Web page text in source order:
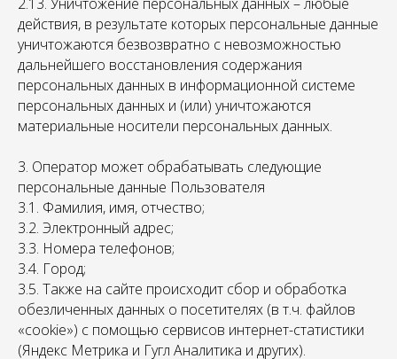
действия, в результате которых персональные данные
уничтожаются безвозвратно с невозможностью
дальнейшего восстановления содержания
персональных данных в информационной системе
персональных данных и (или) уничтожаются
материальные носители персональных данных.
3. Оператор может обрабатывать следующие
персональные данные Пользователя
3.1. Фамилия, имя, отчество;
3.2. Электронный адрес;
3.3. Номера телефонов;
3.4. Город;
3.5. Также на сайте происходит сбор и обработка
обезличенных данных о посетителях (в т.ч. файлов
«cookie») с помощью сервисов интернет-статистики
(Яндекс Метрика и Гугл Аналитика и других).